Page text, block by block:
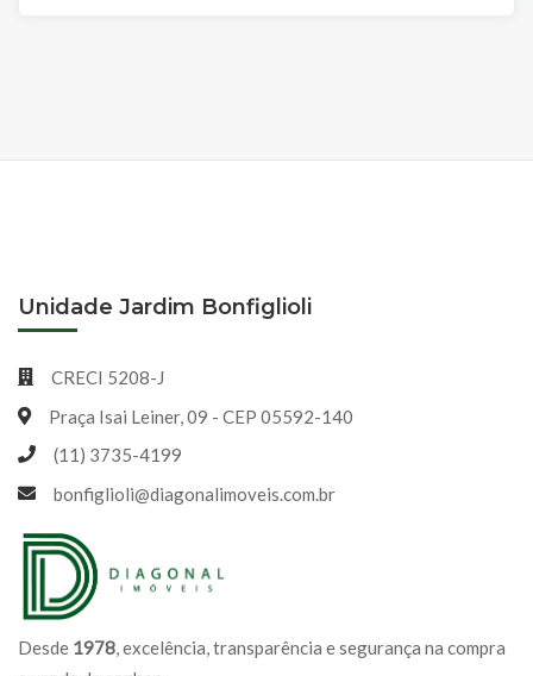
Desde 1978, excelência, transparência e segurança na compra
Unidade Jardim Bonfiglioli
CRECI 5208-J
Praça Isai Leiner, 09 - CEP 05592-140
(11) 3735-4199
bonfiglioli@diagonalimoveis.com.br